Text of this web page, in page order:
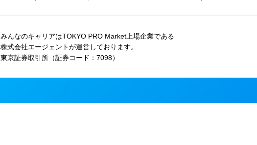
みんなのキャリアはTOKYO PRO Market上場企業である
株式会社エージェントが運営しております。
東京証券取引所（証券コード：7098）